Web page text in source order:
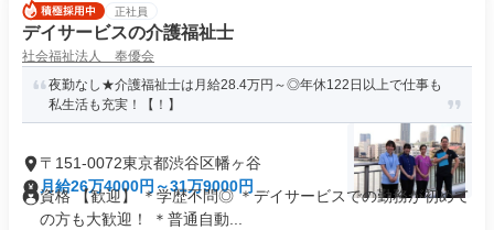
正社員
デイサービスの介護福祉士
社会福祉法人 奉優会
夜勤なし★介護福祉士は月給28.4万円～◎年休122日以上で仕事も
私生活も充実！【！】
〒151-0072東京都渋谷区幡ヶ谷
月給26万4000円～31万9000円
資格 【歓迎】 ＊学歴不問◎ ＊デイサービスでの勤務が初めて
の方も大歓迎！ ＊普通自動...